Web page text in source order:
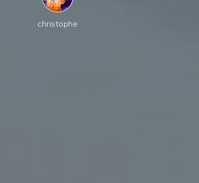
christophe